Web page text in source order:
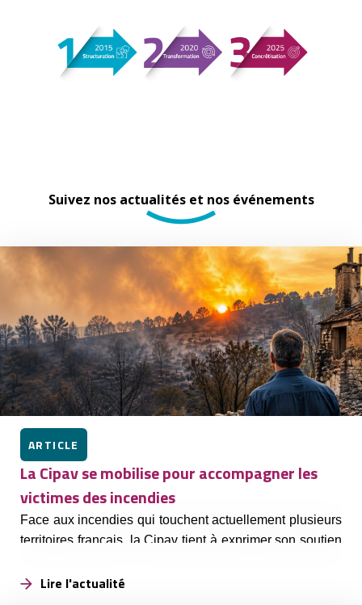
Suivez nos actualités et nos événements
ARTICLE
La Cipav se mobilise pour accompagner les
victimes des incendies
Face aux incendies qui touchent actuellement plusieurs
territoires français, la Cipav tient à exprimer son soutien
Lire l'actualité